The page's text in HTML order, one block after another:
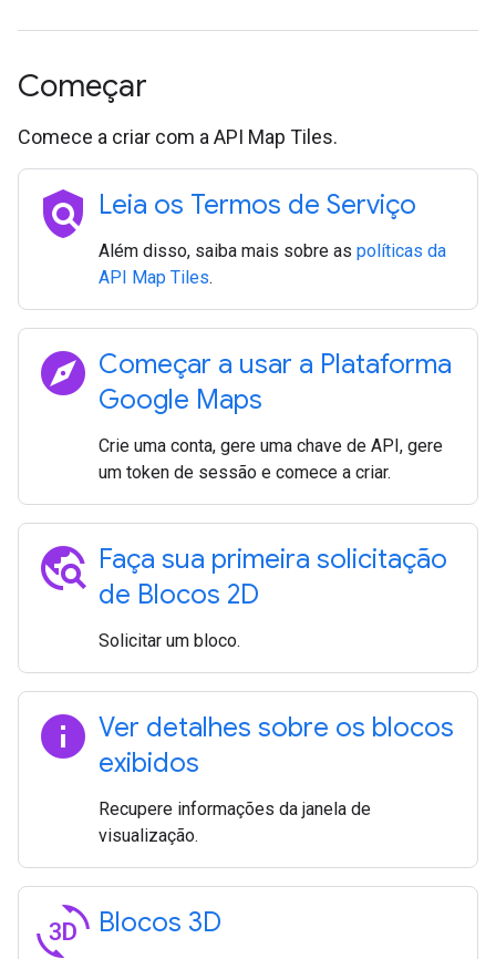
Começar
Comece a criar com a API Map Tiles.
policy Leia os Termos de Serviço
Além disso, saiba mais sobre as políticas da
API Map Tiles.
explore Começar a usar a Plataforma
Google Maps
Crie uma conta, gere uma chave de API, gere
um token de sessão e comece a criar.
travel_explore Faça sua primeira solicitação
de Blocos 2D
Solicitar um bloco.
info Ver detalhes sobre os blocos
exibidos
Recupere informações da janela de
visualização.
3d_rotation Blocos 3D